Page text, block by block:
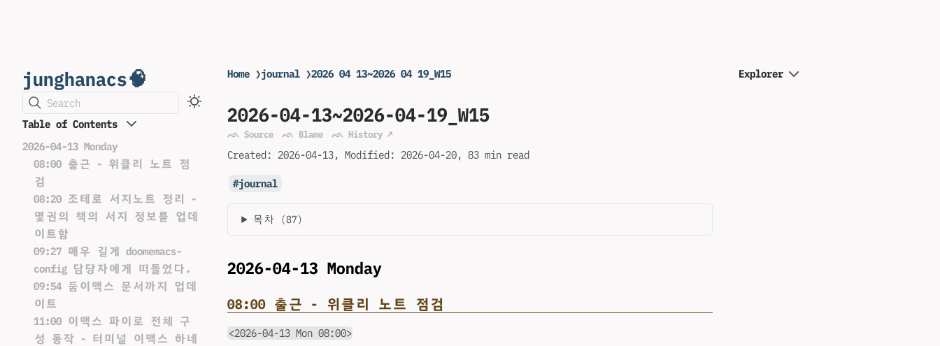
junghanacs🧠
Search
Table of Contents
2026-04-13 Monday
08:00 출근 - 위클리 노트 점
검
08:20 조테로 서지노트 정리 -
몇권의 책의 서지 정보를 업데
이트함
09:27 매우 길게 doomemacs-
config 담당자에게 떠들었다.
09:54 둠이맥스 문서까지 업데
이트
11:00 이맥스 파이로 전체 구
성 동작 - 터미널 이맥스 하네
Home ❯journal ❯2026 04 13~2026 04 19_W15
2026-04-13~2026-04-19_W15
ᨒ Source ᨒ Blame ᨒ History ↗
Created: 2026-04-13 Modified: 2026-04-20 83 min read
journal
목차 (87)
2026-04-13 Monday
08:00 출근 - 위클리 노트 점검
<2026-04-13 Mon 08:00>
Explorer